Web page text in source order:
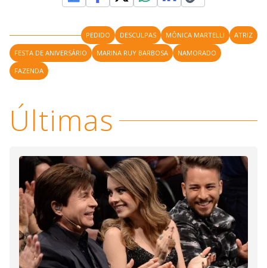
PEDIDO DESCULPAS MÔNICA MARTELLI
ATRIZ
FESTA DE ANIVERSÁRIO
MARINA RUY BARBOSA
NAMORADO
FAZENDA
Últimas